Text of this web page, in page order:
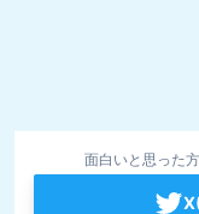
面白いと思った